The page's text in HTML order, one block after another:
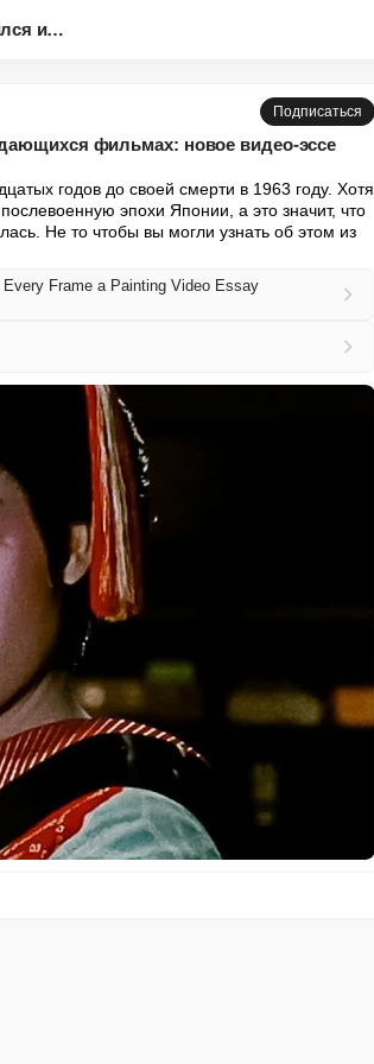
Как Ясудзиро Одзу научился исп...
Подписаться
фильмах: новое видео-эссе
годов до своей смерти в 1963 году. Хотя
эпохи Японии, а это значит, что
Не то чтобы вы могли узнать об этом из
Frame a Painting Video Essay